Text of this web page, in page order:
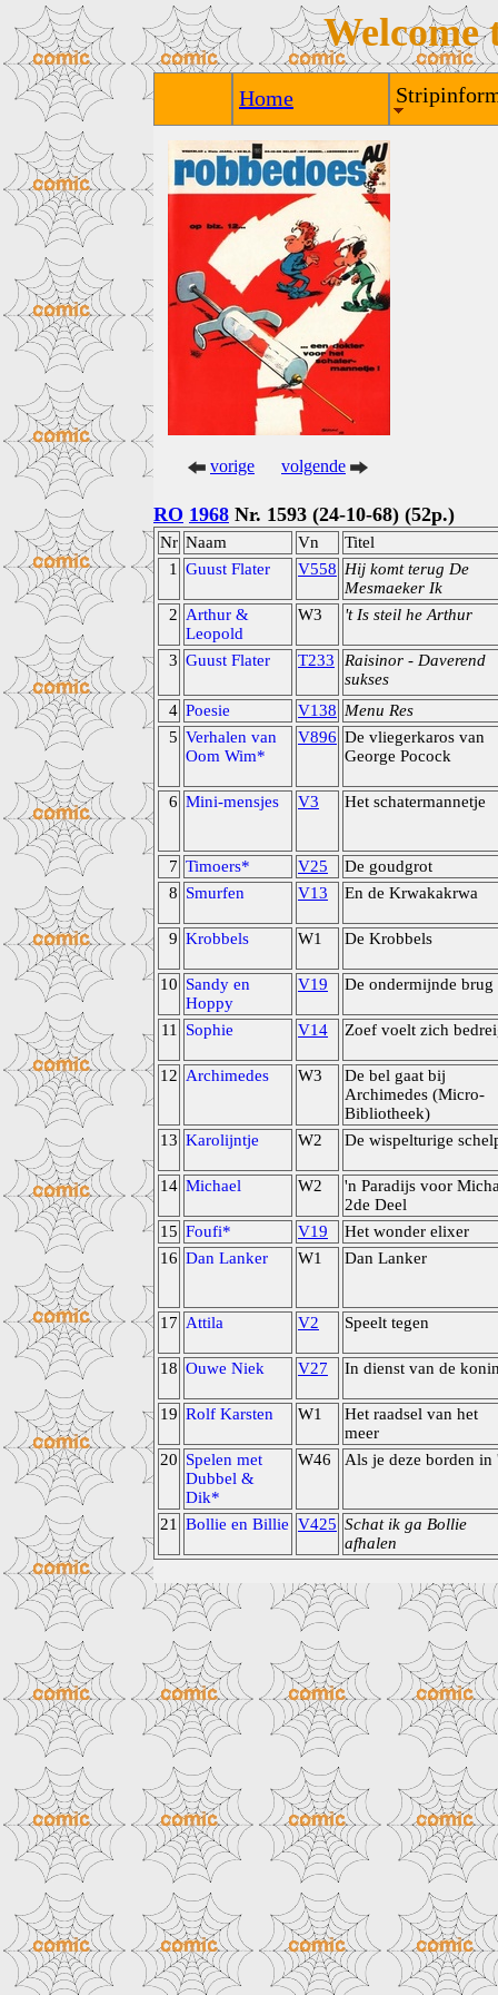
Welcome
Home
vorige volgende
RO 1968 Nr. 1593 (24-10-68) (52p.)
Nr Naam Vn
Titel
1
Guust Flater V558 Hij komt terug De
Mesmaeker Ik
2 Arthur &
Leopold
W3 't Is steil he Arthur
3 Guust Flater T233
Raisinor - Daverend
sukses
4 Poesie V138 Menu Res
5 Verhalen van
Oom Wim*
V896 De vliegerkaros van
George Pocock
6 Mini-mensjes V3 Het schatermannetje
7 Timoers* V25
De goudgrot
8 Smurfen V13 En de Krwakakrwa
9 Krobbels W1 De Krobbels
10 Sandy en
Hoppy
V19 De ondermijnde brug
11 Sophie V14 Zoef voelt zich
12 Archimedes W3
De bel gaat bij
Archimedes (Micro-
Bibliotheek)
13 Karolijntje W2 De wispelturige
14 Michael W2
'n Paradijs voor
2de Deel
15 Foufi* V19
Het wonder elixer
16 Dan Lanker W1 Dan Lanker
17 Attila V2 Speelt tegen
18 Ouwe Niek V27 In dienst van de
19 Rolf Karsten W1
Het raadsel van het
meer
20 Spelen met
Dubbel &
Dik*
W46 Als je deze borden in
21 Bollie en Billie V425 Schat ik ga Bollie
afhalen